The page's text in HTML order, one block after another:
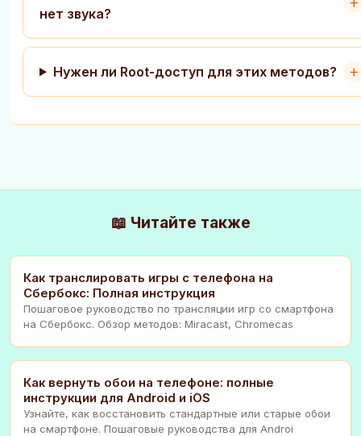
нет звука?
Нужен ли Root-доступ для этих методов?
📖 Читайте также
Как транслировать игры с телефона на
Сбербокс: Полная инструкция
Пошаговое руководство по трансляции игр со смартфона
на Сбербокс. Обзор методов: Miracast, Chromecas
Как вернуть обои на телефоне: полные
инструкции для Android и iOS
Узнайте, как восстановить стандартные или старые обои
на смартфоне. Пошаговые руководства для Androi